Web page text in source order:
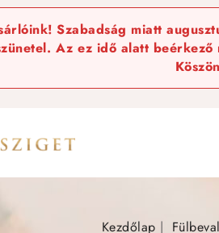
Szabadság miatt
Az ez idő alatt
Kezdőlap